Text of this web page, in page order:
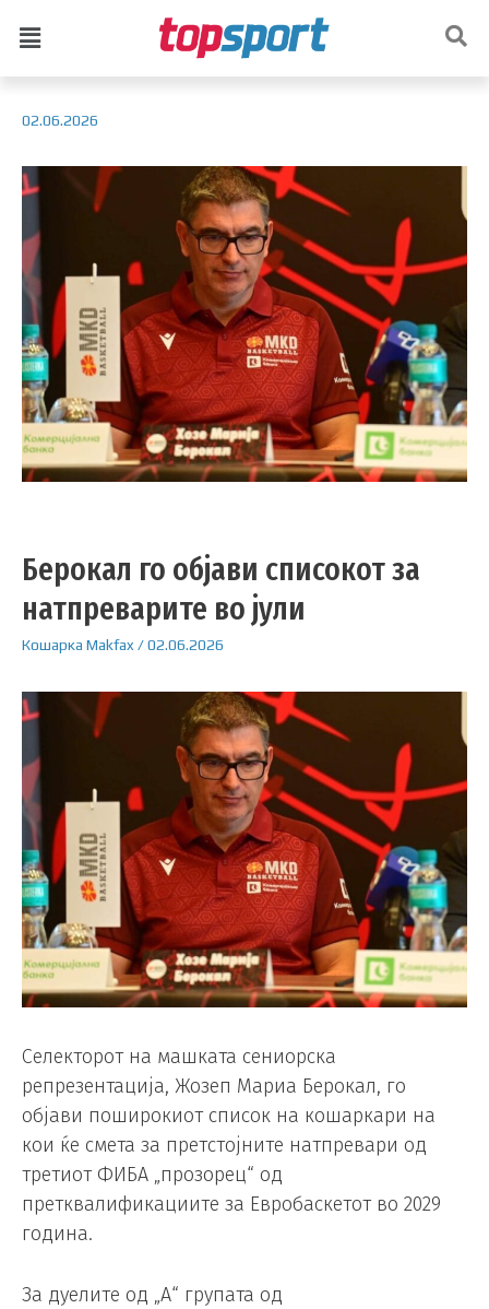
02.06.2026
Берокал го објави списокот за
натпреварите во јули
Кошарка Makfax /02.06.2026
Селекторот на машката сениорска
репрезентација, Жозеп Мариа Берокал, го
објави поширокиот список на кошаркари на
кои ќе смета за претстојните натпревари од
третиот ФИБА „прозорец“ од
претквалификациите за Евробаскетот во 2029
година.
За дуелите од „А“ групата од